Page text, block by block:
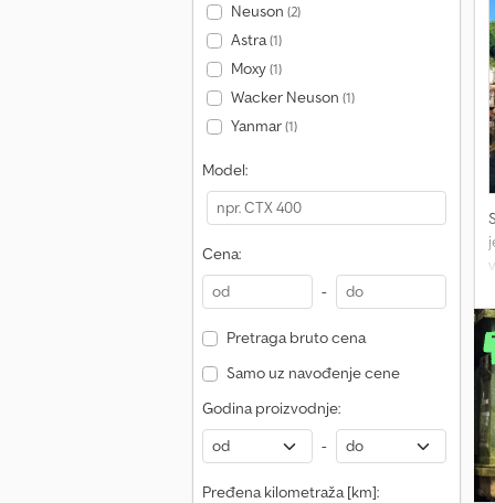
Neuson (2)
Astra(1)
Moxy(1)
Wacker Neuson (1)
Yanmar(1)
Model:
Cena:
-
Pretraga bruto cena
Samo uz navođenje cene
Godina proizvodnje:
-
Pređena kilometraža [km]: